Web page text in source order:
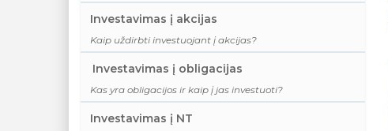
Investavimas į akcijas
Kaip uždirbti investuojant į akcijas?
Investavimas į obligacijas
Kas yra obligacijos ir kaip į jas investuoti?
Investavimas į NT